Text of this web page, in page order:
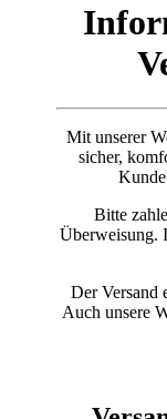
Mit unserer
sicher,
Bitte
Überweisung.
Der Versand
Auch unsere